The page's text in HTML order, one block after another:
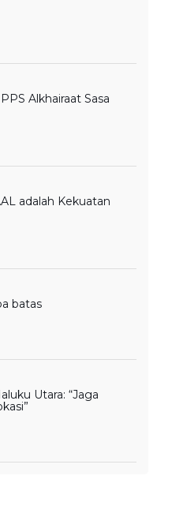
Alkhairaat Sasa
adalah Kekuatan
batas
Utara: “Jaga